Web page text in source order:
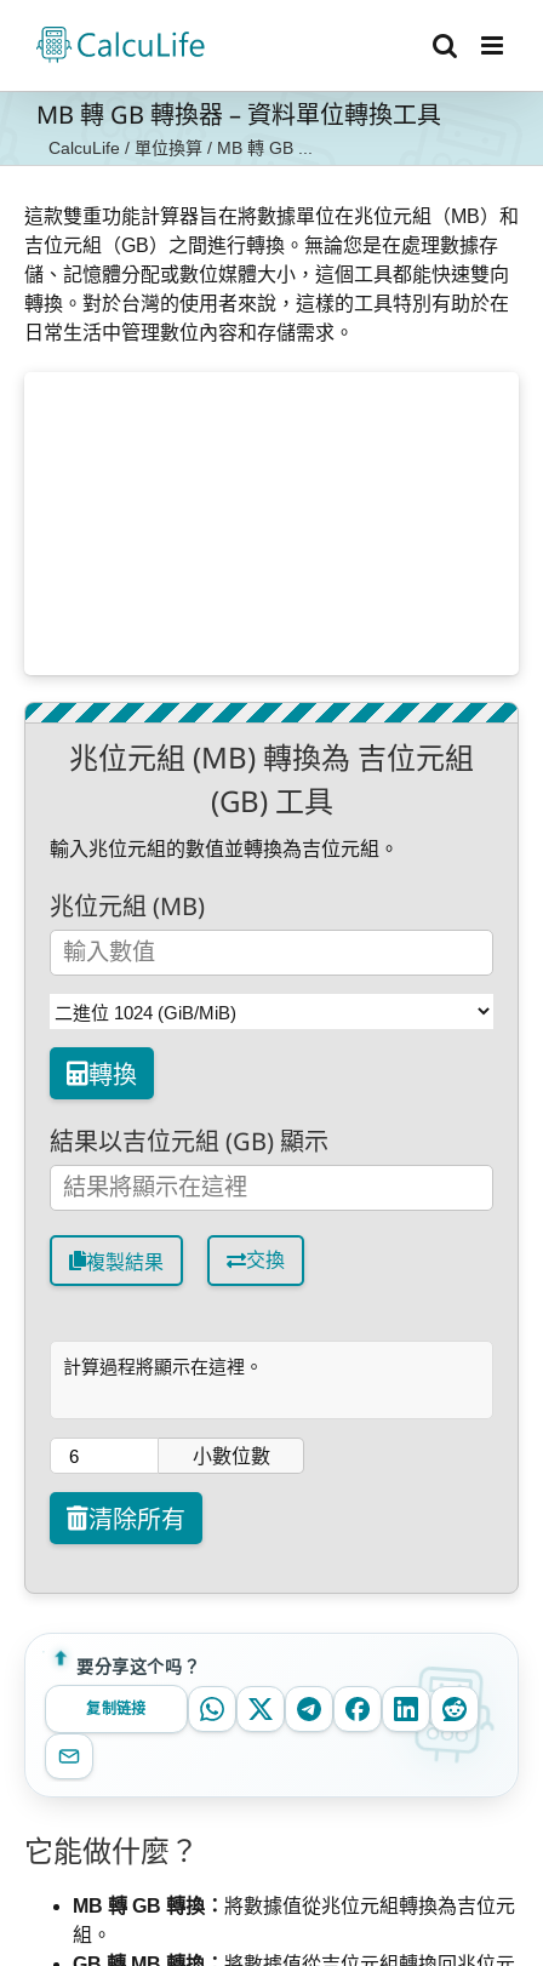
MB 轉 GB 轉換器 – 資料單位轉換工具
CalcuLife / 單位換算 / MB 轉 GB ...
這款雙重功能計算器旨在將數據單位在兆位元組（MB）和
吉位元組（GB）之間進行轉換。無論您是在處理數據存
儲、記憶體分配或數位媒體大小，這個工具都能快速雙向
轉換。對於台灣的使用者來說，這樣的工具特別有助於在
日常生活中管理數位內容和存儲需求。
兆位元組 (MB) 轉換為 吉位元組
(GB) 工具
輸入兆位元組的數值並轉換為吉位元組。
兆位元組 (MB)
轉換
結果以吉位元組 (GB) 顯示
複製結果 交換
計算過程將顯示在這裡。
小數位數
清除所有
要分享这个吗？
复制链接
它能做什麼？
MB 轉 GB 轉換： 將數據值從兆位元組轉換為吉位元
組。